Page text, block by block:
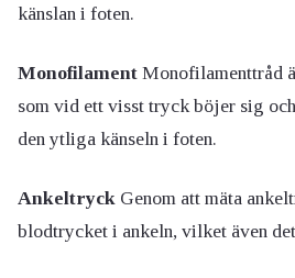
känslan i foten.
Monofilament Monofilamenttråd
som vid ett visst tryck böjer sig
den ytliga känseln i foten.
Ankeltryck Genom att mäta
blodtrycket i ankeln, vilket även